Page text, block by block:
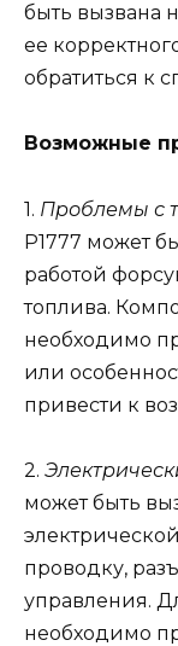
быть вызвана
ее
обратиться к
Возможные
1. Проблемы с
Р1777 может
работой
топлива.
необходимо
или
привести к
2.
может быть
проводку,
управления.
необходимо